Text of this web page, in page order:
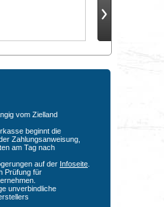
vom Zielland
beginnt die
Zahlungsanweisung,
am Tag nach
auf der Infoseite
Prüfung für
unverbindliche